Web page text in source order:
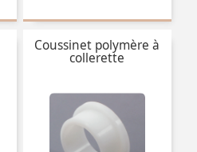
Coussinet polymère à
collerette